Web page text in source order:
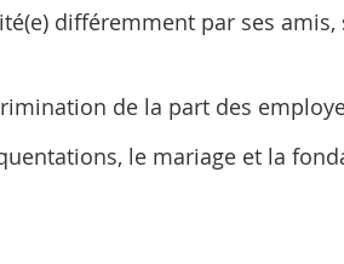
différemment par ses amis,
de la part des
le mariage et la